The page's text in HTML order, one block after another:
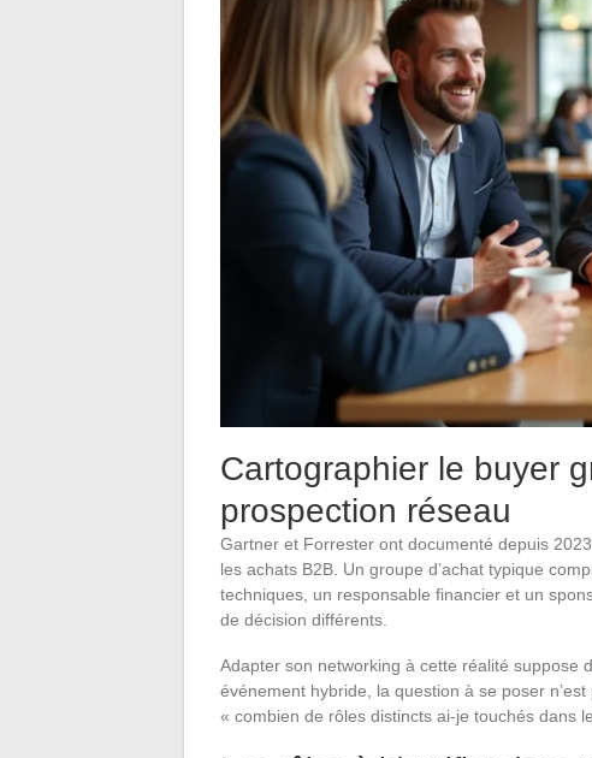
Cartographier le buyer
prospection réseau
Gartner et Forrester ont documenté depuis
les achats B2B. Un groupe d’achat typique
techniques, un responsable financier et un
de décision différents.
Adapter son networking à cette réalité suppose
événement hybride, la question à se poser
« combien de rôles distincts ai-je touchés dans